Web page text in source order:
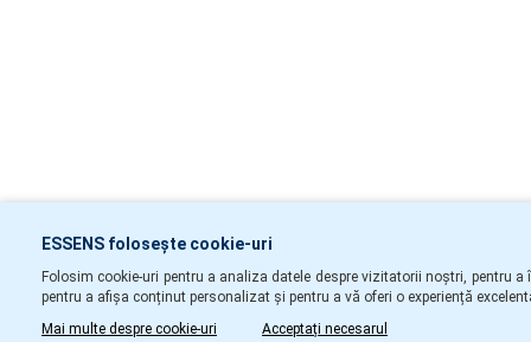
ESSENS folosește cookie-uri
Folosim cookie-uri pentru a analiza datele despre vizitatorii noștri, pentru
pentru a afișa conținut personalizat și pentru a vă oferi o experiență
Mai multe despre cookie-uri
Acceptați necesarul